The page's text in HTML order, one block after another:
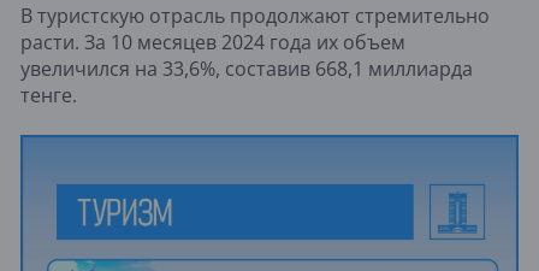
В туристскую отрасль продолжают стремительно
расти. За 10 месяцев 2024 года их объем
увеличился на 33,6%, составив 668,1 миллиарда
тенге.